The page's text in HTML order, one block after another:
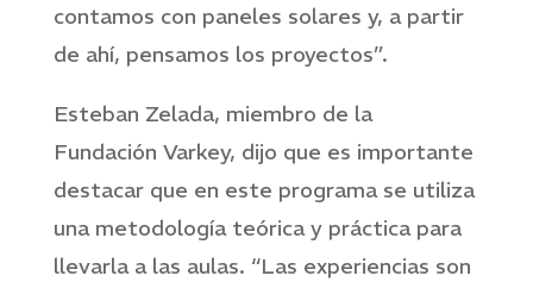
contamos con paneles solares y, a partir
de ahí, pensamos los proyectos”.
Esteban Zelada, miembro de la
Fundación Varkey, dijo que es importante
destacar que en este programa se utiliza
una metodología teórica y práctica para
llevarla a las aulas. “Las experiencias son